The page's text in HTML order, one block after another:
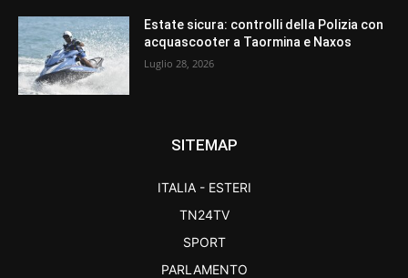
Estate sicura: controlli della Polizia con
acquascooter a Taormina e Naxos
Luglio 28, 2026
SITEMAP
ITALIA - ESTERI
TN24TV
SPORT
PARLAMENTO